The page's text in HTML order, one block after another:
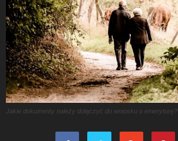
Jakie dokumenty należy dołączyć do wniosku o emeryturę?